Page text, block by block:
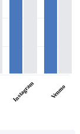
Instagram Venmo